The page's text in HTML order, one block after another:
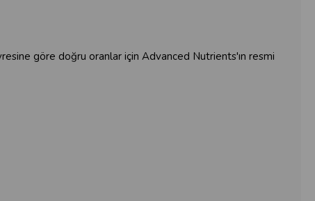
göre doğru oranlar için Advanced Nutrients'ın resmi